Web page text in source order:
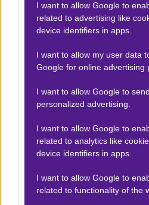
I want to allow Google to
related to advertising like
device identifiers in apps.
I want to allow my user data
Google for online advertising
I want to allow Google to
personalized advertising.
I want to allow Google to
related to analytics like
device identifiers in apps.
I want to allow Google to
related to functionality of the
Ο Γιάννης Κάρμας
Μπάσκετ Ευρωλίγκα 25.02.2026 |
1.76
Αποτέλεσμα: 99-94
Προσφορές*